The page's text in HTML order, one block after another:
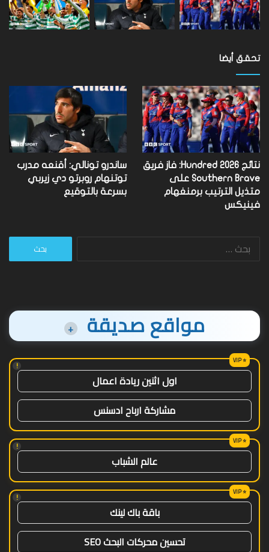
تحقق أيضا
نتائج Hundred 2026: فاز فريق
Southern Brave على
متذيل الترتيب برمنغهام
فينيكس
ساندرو تونالي: أقنعه مدرب
توتنهام روبرتو دي زيربي
بسرعة بالتوقيع
البحث
مواقع صديقة +
!
اول اثنين ريادة اعمال
مشاركة ارباح ادسنس
!
عالم الشباب
!
باقة باك لينك
تحسين محركات البحث SEO